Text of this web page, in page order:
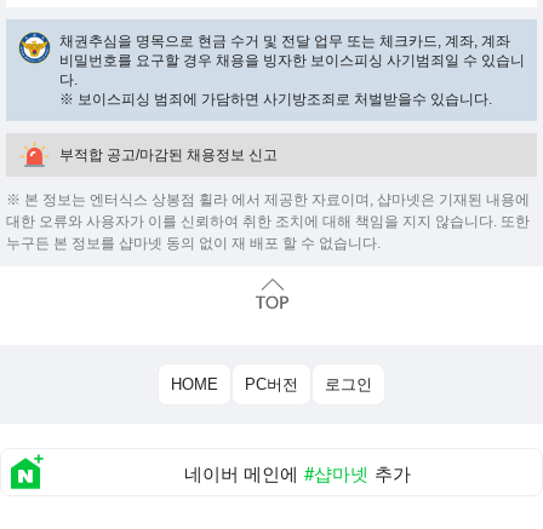
채권추심을 명목으로 현금 수거 및 전달 업무 또는 체크카드, 계좌, 계좌
비밀번호를 요구할 경우 채용을 빙자한 보이스피싱 사기범죄일 수 있습니
다.
※ 보이스피싱 범죄에 가담하면 사기방조죄로 처벌받을수 있습니다.
부적합 공고/마감된 채용정보 신고
※ 본 정보는 엔터식스 상봉점 휠라 에서 제공한 자료이며, 샵마넷은 기재된 내용에
대한 오류와 사용자가 이를 신뢰하여 취한 조치에 대해 책임을 지지 않습니다. 또한
누구든 본 정보를 샵마넷 동의 없이 재 배포 할 수 없습니다.
HOME PC버전 로그인
네이버 메인에 #샵마넷 추가